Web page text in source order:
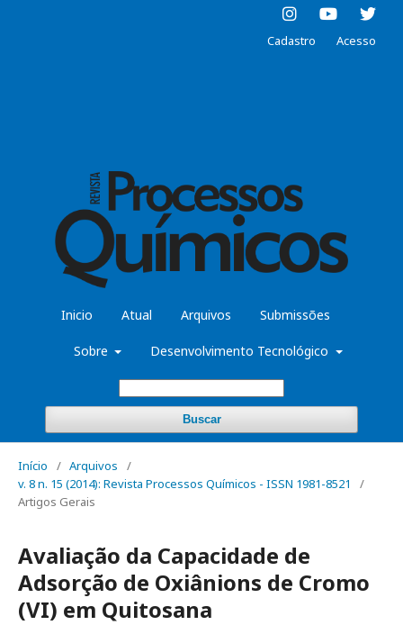
Inicio Atual Arquivos Submissões
Sobre Desenvolvimento Tecnológico
Buscar
Cadastro Acesso
Início / Arquivos
/
v. 8 n. 15 (2014): Revista Processos Químicos - ISSN 1981-8521
/
Artigos Gerais
Avaliação da Capacidade de
Adsorção de Oxiânions de Cromo
(VI) em Quitosana